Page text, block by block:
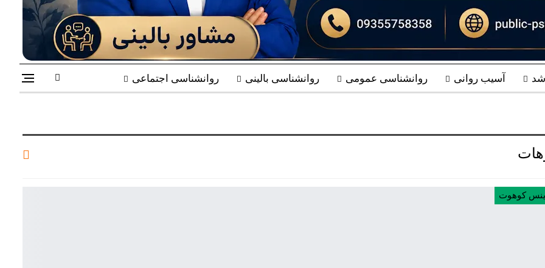
آسیب روانی روانشناسی عمومی روانشناسی بالینی روانشناسی اجتماعی
کوهوت